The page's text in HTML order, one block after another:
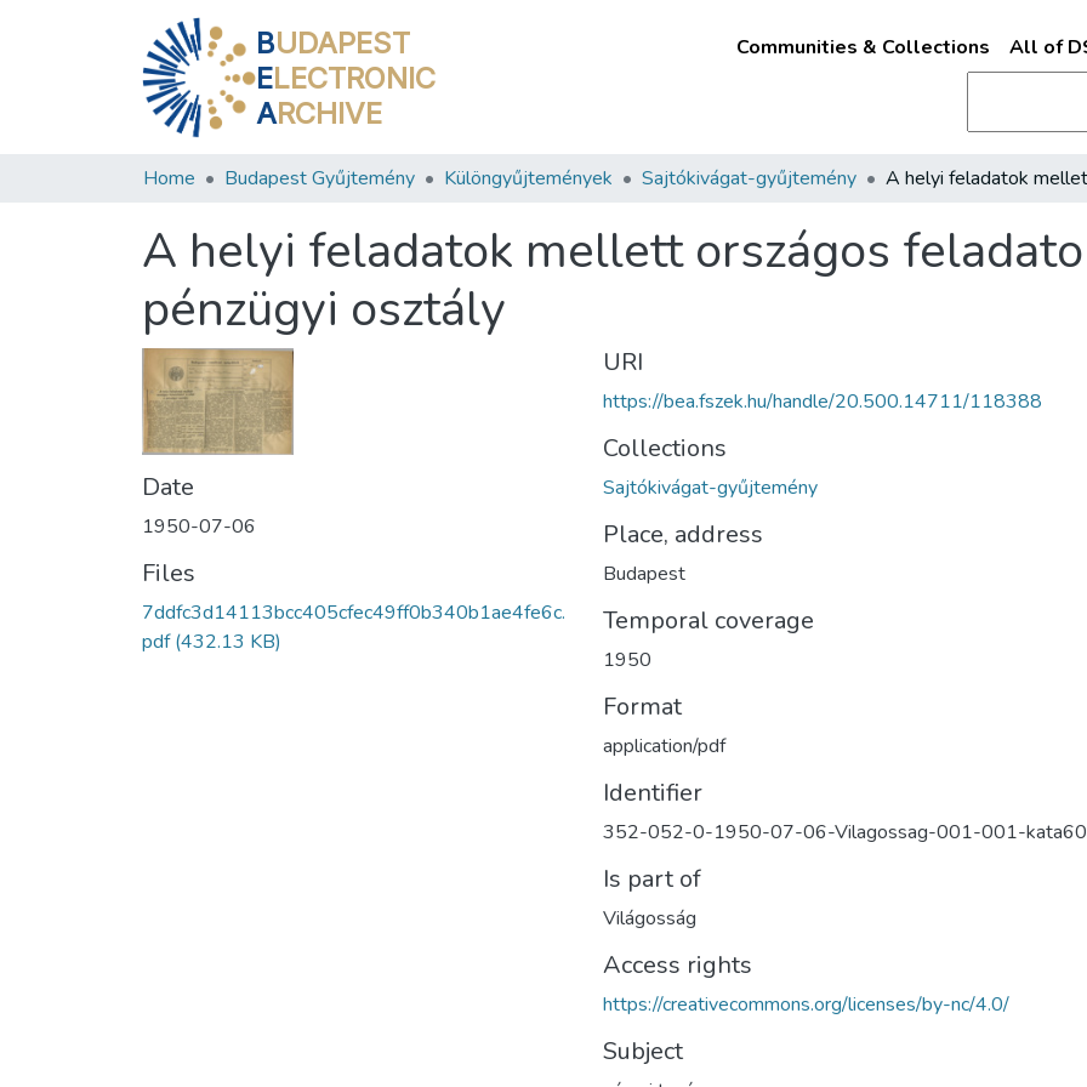
BUDAPEST
ELECTRONIC
ARCHIVE
Communities & Collections All of
Home Budapest Gyűjtemény Különgyűjtemények Sajtókivágat-gyűjtemény
A helyi feladatok mellett országos
pénzügyi osztály
Date
1950-07-06
Files
7ddfc3d14113bcc405cfec49ff0b340b1ae4fe6c.
pdf(432.13 KB)
URI
https://bea.fszek.hu/handle/20.500.14711/118388
Collections
Sajtókivágat-gyűjtemény
Place, address
Budapest
Temporal coverage
1950
Format
application/pdf
Identifier
352-052-0-1950-07-06-Vilagossag-001-001-
Is part of
Világosság
Access rights
https://creativecommons.org/licenses/by-nc/4.0/
Subject